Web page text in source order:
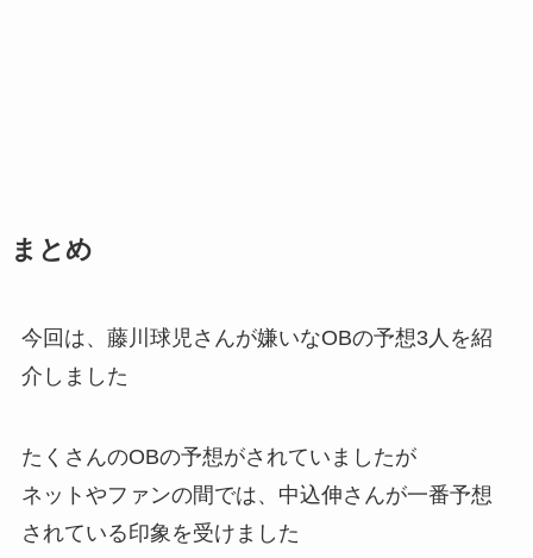
まとめ
今回は、藤川球児さんが嫌いなOBの予想3人を紹
介しました
たくさんのOBの予想がされていましたが
ネットやファンの間では、中込伸さんが一番予想
されている印象を受けました